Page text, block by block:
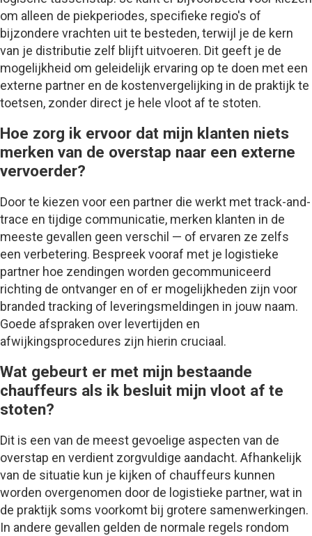
om alleen de piekperiodes, specifieke regio's of
bijzondere vrachten uit te besteden, terwijl je de kern
van je distributie zelf blijft uitvoeren. Dit geeft je de
mogelijkheid om geleidelijk ervaring op te doen met een
externe partner en de kostenvergelijking in de praktijk te
toetsen, zonder direct je hele vloot af te stoten.
Hoe zorg ik ervoor dat mijn klanten niets
merken van de overstap naar een externe
vervoerder?
Door te kiezen voor een partner die werkt met track-and-
trace en tijdige communicatie, merken klanten in de
meeste gevallen geen verschil — of ervaren ze zelfs
een verbetering. Bespreek vooraf met je logistieke
partner hoe zendingen worden gecommuniceerd
richting de ontvanger en of er mogelijkheden zijn voor
branded tracking of leveringsmeldingen in jouw naam.
Goede afspraken over levertijden en
afwijkingsprocedures zijn hierin cruciaal.
Wat gebeurt er met mijn bestaande
chauffeurs als ik besluit mijn vloot af te
stoten?
Dit is een van de meest gevoelige aspecten van de
overstap en verdient zorgvuldige aandacht. Afhankelijk
van de situatie kun je kijken of chauffeurs kunnen
worden overgenomen door de logistieke partner, wat in
de praktijk soms voorkomt bij grotere samenwerkingen.
In andere gevallen gelden de normale regels rondom